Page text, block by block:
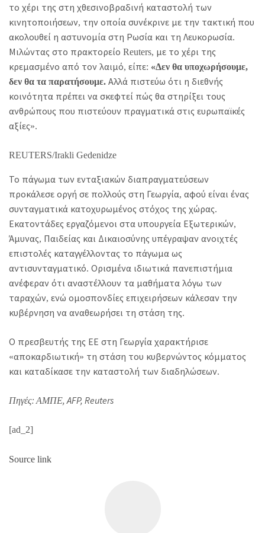
το χέρι της στη χθεσινοβραδινή καταστολή των
κινητοποιήσεων, την οποία συνέκρινε με την τακτική που
ακολουθεί η αστυνομία στη Ρωσία και τη Λευκορωσία.
Μιλώντας στο πρακτορείο Reuters, με το χέρι της
κρεμασμένο από τον λαιμό, είπε: «Δεν θα υποχωρήσουμε,
δεν θα τα παρατήσουμε. Αλλά πιστεύω ότι η διεθνής
κοινότητα πρέπει να σκεφτεί πώς θα στηρίξει τους
ανθρώπους που πιστεύουν πραγματικά στις ευρωπαϊκές
αξίες».
REUTERS/Irakli Gedenidze
Το πάγωμα των ενταξιακών διαπραγματεύσεων
προκάλεσε οργή σε πολλούς στη Γεωργία, αφού είναι ένας
συνταγματικά κατοχυρωμένος στόχος της χώρας.
Εκατοντάδες εργαζόμενοι στα υπουργεία Εξωτερικών,
Άμυνας, Παιδείας και Δικαιοσύνης υπέγραψαν ανοιχτές
επιστολές καταγγέλλοντας το πάγωμα ως
αντισυνταγματικό. Ορισμένα ιδιωτικά πανεπιστήμια
ανέφεραν ότι αναστέλλουν τα μαθήματα λόγω των
ταραχών, ενώ ομοσπονδίες επιχειρήσεων κάλεσαν την
κυβέρνηση να αναθεωρήσει τη στάση της.
Ο πρεσβευτής της ΕΕ στη Γεωργία χαρακτήρισε
«αποκαρδιωτική» τη στάση του κυβερνώντος κόμματος
και καταδίκασε την καταστολή των διαδηλώσεων.
Πηγές: ΑΜΠΕ, AFP, Reuters
[ad_2]
Source link